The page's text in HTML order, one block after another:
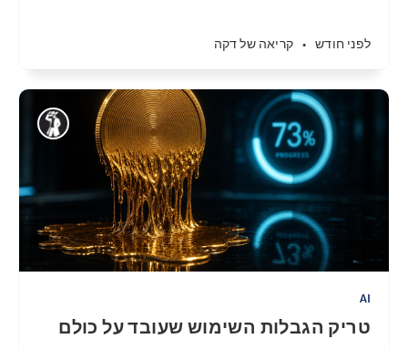
לפני חודש • קריאה של דקה
AI
טריק הגבלות השימוש שעובד על כולם